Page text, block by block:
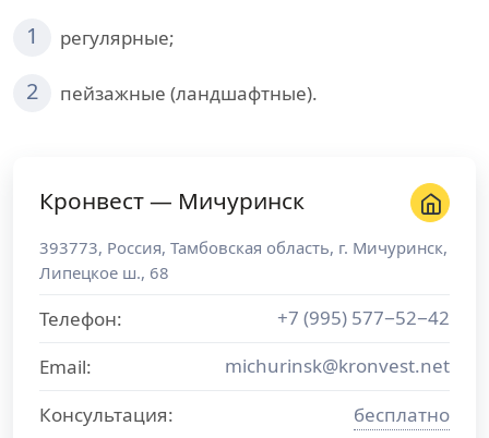
1 регулярные;
2 пейзажные (ландшафтные).
Кронвест — Мичуринск
393773, Россия, Тамбовская область, г. Мичуринск,
Липецкое ш., 68
Телефон:
+7 (995) 577−52−42
Email:
michurinsk@kronvest.net
Консультация:
бесплатно